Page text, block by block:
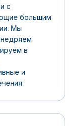
с
большим
Мы
в
и